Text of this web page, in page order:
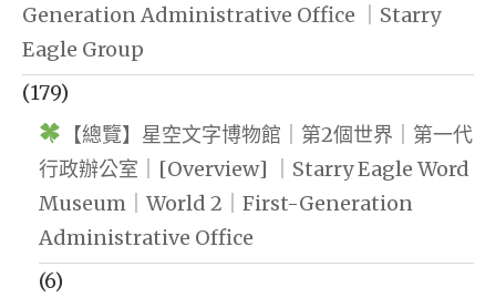
Generation Administrative Office ｜Starry
Eagle Group
(179)
【總覽】星空文字博物館｜第2個世界｜第一代
行政辦公室｜[Overview] ｜Starry Eagle Word
Museum｜World 2｜First-Generation
Administrative Office
(6)